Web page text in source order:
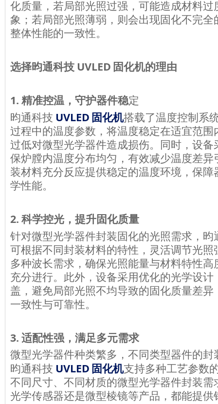
化质量，若局部光照过强，可能造成材料过
象；若局部光照薄弱，则会出现固化不完
整体性能的一致性。
选择昀通科技 UVLED 固化机的理由
1. 精准控温， 守护器件稳定
昀通科技 UVLED 固化机搭载了温度控制系
过程中的温度参数，将温度稳定在适宜范
过低对微型光学器件造成损伤。同时，设
保炉膛内温度分布均匀，有效减少温度差
装材料充分反应提供稳定的温度环境，保
学性能。
2. 科学控光，提升固化质量
针对微型光学器件封装固化的光照需求，昀
可根据不同封装材料的特性，灵活调节光
多种波长需求，确保光照能量与材料特性
充分进行。此外，设备采用优化的光学设
盖，避免局部光照不均导致的固化质量差
一致性与可靠性。
3. 适配性强，满足多元需求
微型光学器件种类繁多，不同类型器件的
昀通科技 UVLED 固化机支持多种工艺参数
不同尺寸、不同材质的微型光学器件封装
光学传感器还是微型棱镜等产品，都能提